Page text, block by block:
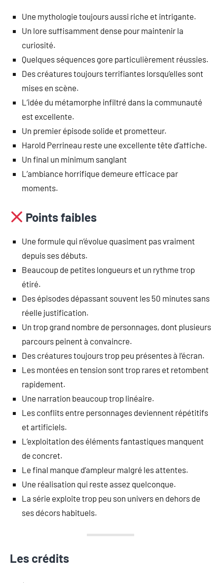
Une mythologie toujours aussi riche et intrigante.
Un lore suffisamment dense pour maintenir la
curiosité.
Quelques séquences gore particulièrement réussies.
Des créatures toujours terrifiantes lorsqu’elles sont
mises en scène.
L’idée du métamorphe infiltré dans la communauté
est excellente.
Un premier épisode solide et prometteur.
Harold Perrineau reste une excellente tête d’affiche.
Un final un minimum sanglant
L’ambiance horrifique demeure efficace par
moments.
Points faibles
Une formule qui n’évolue quasiment pas vraiment
depuis ses débuts.
Beaucoup de petites longueurs et un rythme trop
étiré.
Des épisodes dépassant souvent les 50 minutes sans
réelle justification.
Un trop grand nombre de personnages, dont plusieurs
parcours peinent à convaincre.
Des créatures toujours trop peu présentes à l’écran.
Les montées en tension sont trop rares et retombent
rapidement.
Une narration beaucoup trop linéaire.
Les conflits entre personnages deviennent répétitifs
et artificiels.
L’exploitation des éléments fantastiques manquent
de concret.
Le final manque d’ampleur malgré les attentes.
Une réalisation qui reste assez quelconque.
La série exploite trop peu son univers en dehors de
ses décors habituels.
Les crédits